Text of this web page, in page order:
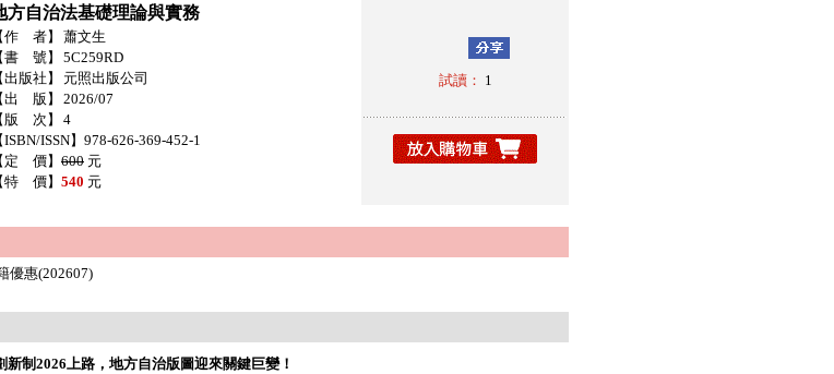
方自治法基礎理論與實務
作 者】
蕭文生
書 號】
5C259RD
出版社】
元照出版公司
出 版】
2026/07
版 次】
4
ISBN/ISSN】978-626-369-452-1
定 價】 600 元
特 價】 540 元
試讀： 1
優惠(202607)
制2026上路，地方自治版圖迎來關鍵巨變！